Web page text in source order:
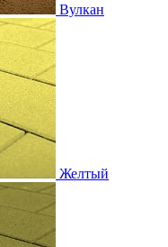
Вулкан
Желтый